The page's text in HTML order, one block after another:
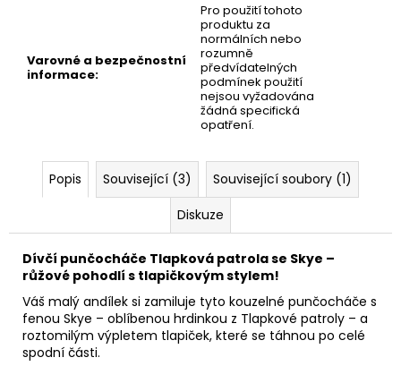
Varovné a bezpečnostní
informace:
Pro použití tohoto
produktu za
normálních nebo
rozumně
předvídatelných
podmínek použití
nejsou vyžadována
žádná specifická
opatření.
Popis Související (3)
Související soubory (1)
Diskuze
Dívčí punčocháče Tlapková patrola se Skye –
růžové pohodlí s tlapičkovým stylem!
Váš malý andílek si zamiluje tyto kouzelné punčocháče s
fenou Skye – oblíbenou hrdinkou z Tlapkové patroly – a
roztomilým výpletem tlapiček, které se táhnou po celé
spodní části.